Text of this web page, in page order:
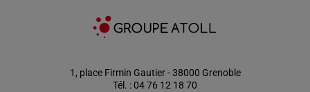
1, place Firmin Gautier - 38000 Grenoble
Tél. : 04 76 12 18 70